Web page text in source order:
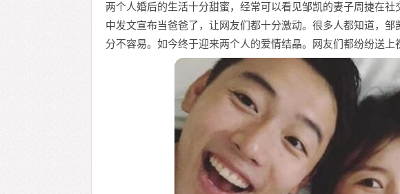
两个人婚后的生活十分甜蜜，经常可以看见邹凯的妻子周捷在
中发文宣布当爸爸了，让网友们都十分激动。很多人都知道，
分不容易。如今终于迎来两个人的爱情结晶。网友们都纷纷送上